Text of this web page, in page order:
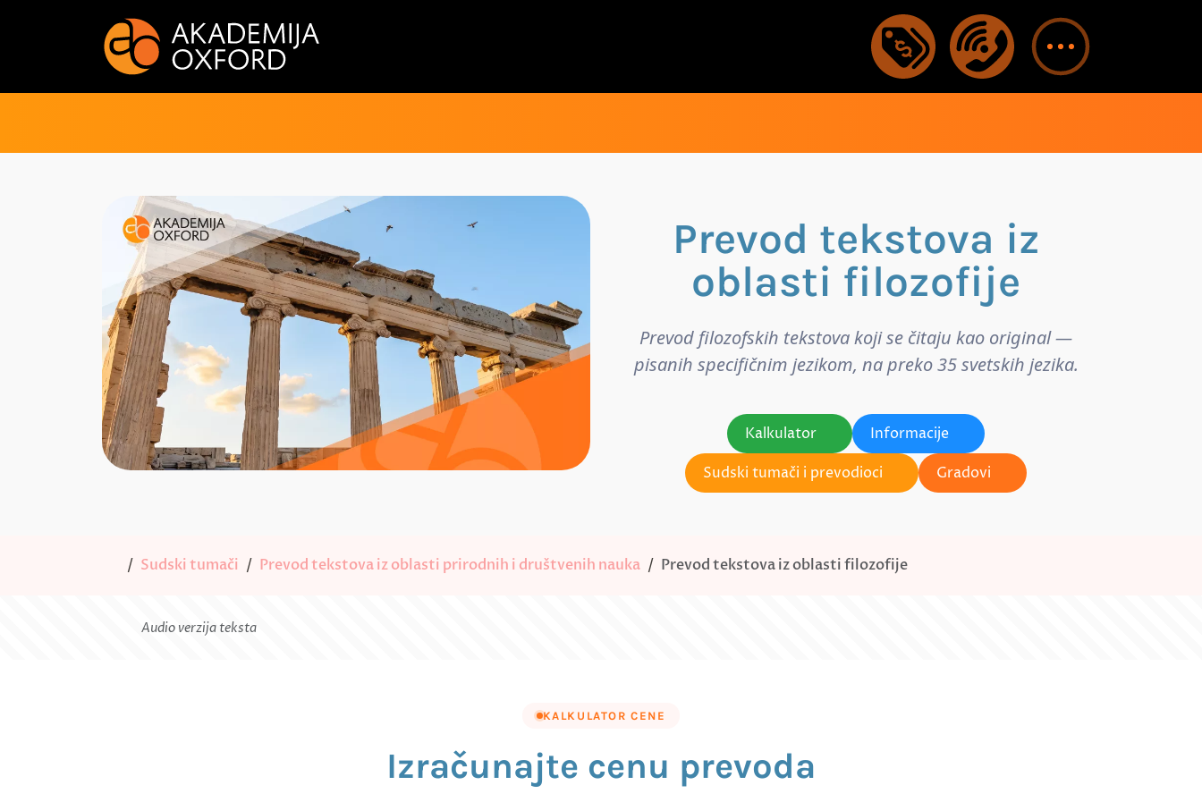
Prevod tekstova iz
oblasti filozofije
Prevod filozofskih tekstova koji se čitaju kao original —
pisanih specifičnim jezikom, na preko 35 svetskih jezika.
Kalkulator
Informacije
Sudski tumači i prevodioci
Gradovi
Sudski tumači Prevod tekstova iz oblasti prirodnih i društvenih nauka Prevod tekstova iz oblasti filozofije
Audio verzija teksta
KALKULATOR CENE
Izračunajte cenu prevoda